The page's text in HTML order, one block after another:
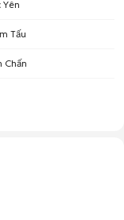
Yên
Tấu
Chấn